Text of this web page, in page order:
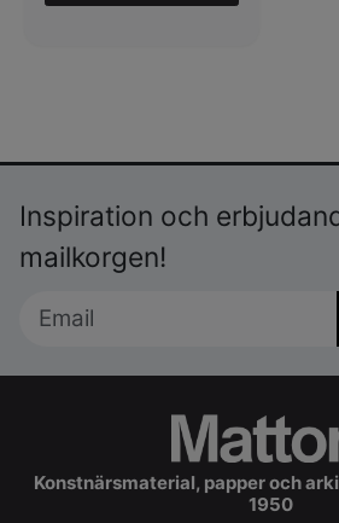
Inspiration och
mailkorgen!
Konstnärsmaterial, papper och
1950